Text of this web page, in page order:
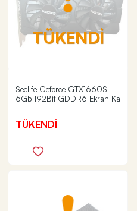
TÜKENDİ
Seclife Geforce GTX1660S
6Gb 192Bit GDDR6 Ekran Ka
TÜKENDİ